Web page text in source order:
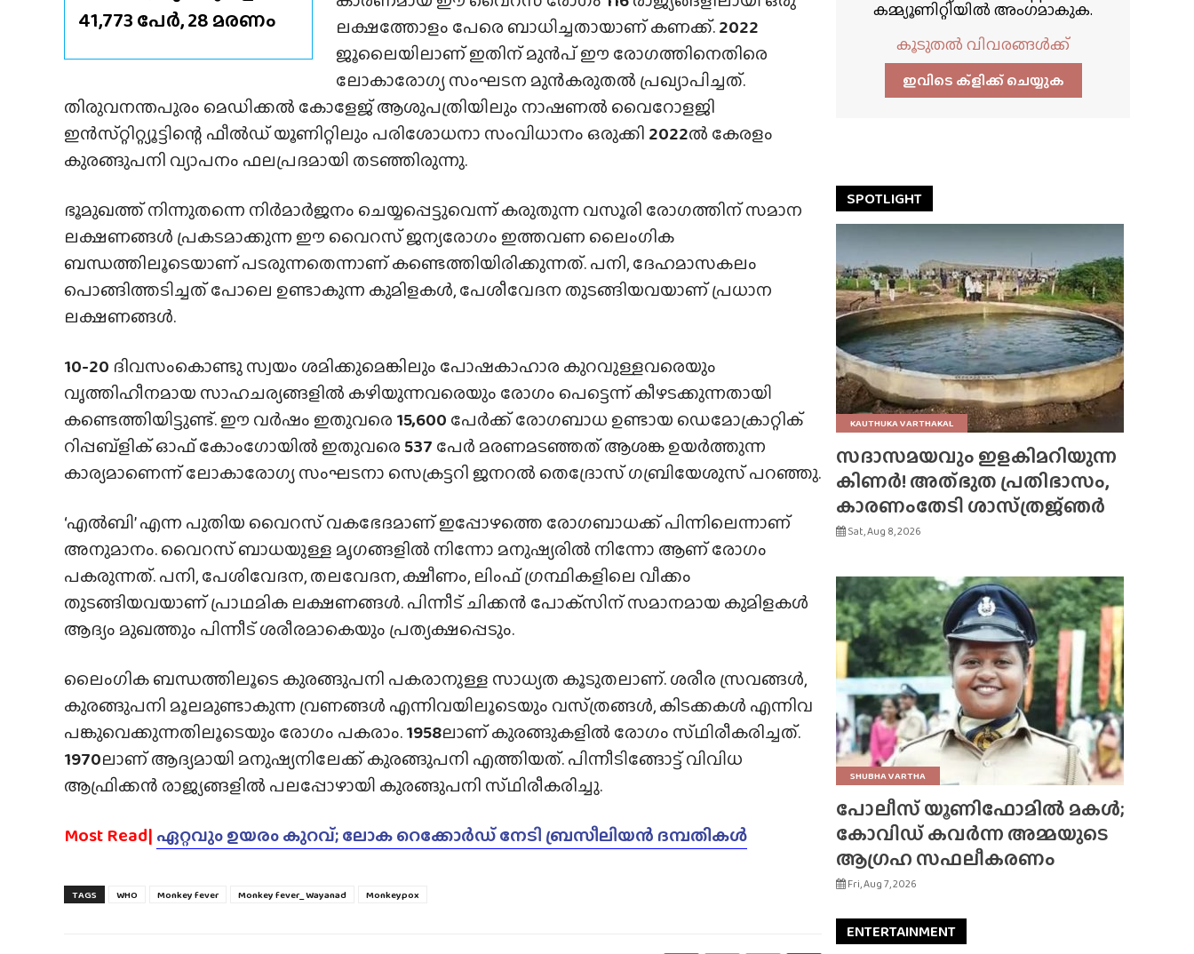
41,773 പേർ, 28 മരണം
ലക്ഷത്തോളം പേരെ ബാധിച്ചതായാണ് കണക്ക്.2022
ജൂലൈയിലാണ് ഇതിന് മുൻപ് ഈ രോഗത്തിനെതിരെ
ലോകാരോഗ്യ സംഘടന മുൻകരുതൽ പ്രഖ്യാപിച്ചത്.
തിരുവനന്തപുരം മെഡിക്കൽ കോളേജ് ആശുപത്രിയിലും നാഷണൽ വൈറോളജി
ഇൻസ്‌റ്റിറ്റ്യൂട്ടിന്റെ ഫീൽഡ് യൂണിറ്റിലും പരിശോധനാ സംവിധാനം ഒരുക്കി 2022ൽ കേരളം
കുരങ്ങുപനി വ്യാപനം ഫലപ്രദമായി തടഞ്ഞിരുന്നു.
ഭൂമുഖത്ത് നിന്നുതന്നെ നിർമാർജനം ചെയ്യപ്പെട്ടുവെന്ന് കരുതുന്ന വസൂരി രോഗത്തിന് സമാന
ലക്ഷണങ്ങൾ പ്രകടമാക്കുന്ന ഈ വൈറസ് ജന്യരോഗം ഇത്തവണ ലൈംഗിക
ബന്ധത്തിലൂടെയാണ് പടരുന്നതെന്നാണ് കണ്ടെത്തിയിരിക്കുന്നത്. പനി, ദേഹമാസകലം
പൊങ്ങിത്തടിച്ചത് പോലെ ഉണ്ടാകുന്ന കുമിളകൾ, പേശീവേദന തുടങ്ങിയവയാണ് പ്രധാന
ലക്ഷണങ്ങൾ.
10-20 ദിവസംകൊണ്ടു സ്വയം ശമിക്കുമെങ്കിലും പോഷകാഹാര കുറവുള്ളവരെയും
വൃത്തിഹീനമായ സാഹചര്യങ്ങളിൽ കഴിയുന്നവരെയും രോഗം പെട്ടെന്ന് കീഴടക്കുന്നതായി
കണ്ടെത്തിയിട്ടുണ്ട്. ഈ വർഷം ഇതുവരെ 15,600 പേർക്ക് രോഗബാധ ഉണ്ടായ ഡെമോക്രാറ്റിക്
റിപ്പബ്ളിക് ഓഫ് കോംഗോയിൽ ഇതുവരെ 537 പേർ മരണമടഞ്ഞത് ആശങ്ക ഉയർത്തുന്ന
കാര്യമാണെന്ന് ലോകാരോഗ്യ സംഘടനാ സെക്രട്ടറി ജനറൽ തെദ്രോസ്‌ ഗബ്രിയേശുസ്‌ പറഞ്ഞു.
‘എൽബി’ എന്ന പുതിയ വൈറസ് വകഭേദമാണ് ഇപ്പോഴത്തെ രോഗബാധക്ക് പിന്നിലെന്നാണ്
അനുമാനം. വൈറസ് ബാധയുള്ള മൃഗങ്ങളിൽ നിന്നോ മനുഷ്യരിൽ നിന്നോ ആണ് രോഗം
പകരുന്നത്. പനി, പേശിവേദന, തലവേദന, ക്ഷീണം, ലിംഫ് ഗ്രന്ഥികളിലെ വീക്കം
തുടങ്ങിയവയാണ് പ്രാഥമിക ലക്ഷണങ്ങൾ. പിന്നീട് ചിക്കൻ പോക്‌സിന് സമാനമായ കുമിളകൾ
ആദ്യം മുഖത്തും പിന്നീട് ശരീരമാകെയും പ്രത്യക്ഷപ്പെടും.
ലൈംഗിക ബന്ധത്തിലൂടെ കുരങ്ങുപനി പകരാനുള്ള സാധ്യത കൂടുതലാണ്. ശരീര സ്രവങ്ങൾ,
കുരങ്ങുപനി മൂലമുണ്ടാകുന്ന വ്രണങ്ങൾ എന്നിവയിലൂടെയും വസ്‌ത്രങ്ങൾ, കിടക്കകൾ എന്നിവ
പങ്കുവെക്കുന്നതിലൂടെയും രോഗം പകരാം.1958ലാണ് കുരങ്ങുകളിൽ രോഗം സ്‌ഥിരീകരിച്ചത്.
1970ലാണ് ആദ്യമായി മനുഷ്യനിലേക്ക് കുരങ്ങുപനി എത്തിയത്. പിന്നീടിങ്ങോട്ട് വിവിധ
ആഫ്രിക്കൻ രാജ്യങ്ങളിൽ പലപ്പോഴായി കുരങ്ങുപനി സ്‌ഥിരീകരിച്ചു.
Most Read| ഏറ്റവും ഉയരം കുറവ്; ലോക റെക്കോർഡ് നേടി ബ്രസീലിയൻ ദമ്പതികൾ
TAGS WHO Monkey fever Monkey fever_ Wayanad Monkeypox
കമ്മ്യൂണിറ്റിയിൽ അംഗമാകുക.
കൂടുതൽ വിവരങ്ങൾക്ക്
ഇവിടെ ക്ളിക്ക്‌ ചെയ്യുക
SPOTLIGHT
KAUTHUKA VARTHAKAL
സദാസമയവും ഇളകിമറിയുന്ന
കിണർ! അത്‌ഭുത പ്രതിഭാസം,
കാരണംതേടി ശാസ്‌ത്രജ്‌ഞർ
Sat, Aug 8, 2026
SHUBHA VARTHA
പോലീസ് യൂണിഫോമിൽ മകൾ;
കോവിഡ് കവർന്ന അമ്മയുടെ
ആഗ്രഹ സഫലീകരണം
Fri, Aug 7, 2026
ENTERTAINMENT